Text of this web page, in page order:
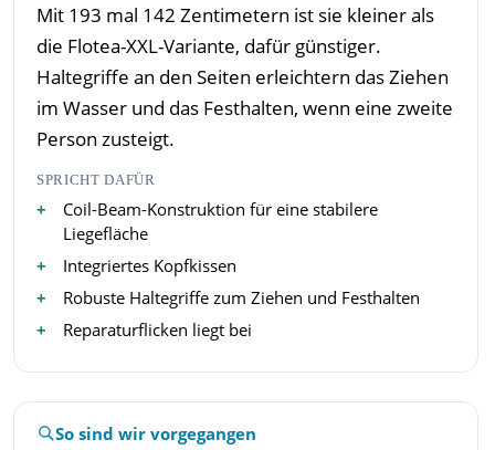
Mit 193 mal 142 Zentimetern ist sie kleiner als
die Flotea-XXL-Variante, dafür günstiger.
Haltegriffe an den Seiten erleichtern das Ziehen
im Wasser und das Festhalten, wenn eine zweite
Person zusteigt.
SPRICHT DAFÜR
Coil-Beam-Konstruktion für eine stabilere
Liegefläche
Integriertes Kopfkissen
Robuste Haltegriffe zum Ziehen und Festhalten
Reparaturflicken liegt bei
So sind wir vorgegangen